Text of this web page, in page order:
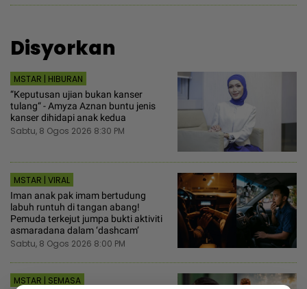
Disyorkan
MSTAR | HIBURAN
“Keputusan ujian bukan kanser
tulang“ - Amyza Aznan buntu jenis
kanser dihidapi anak kedua
Sabtu, 8 Ogos 2026 8:30 PM
MSTAR | VIRAL
Iman anak pak imam bertudung
labuh runtuh di tangan abang!
Pemuda terkejut jumpa bukti aktiviti
asmaradana dalam ‘dashcam’
Sabtu, 8 Ogos 2026 8:00 PM
MSTAR | SEMASA